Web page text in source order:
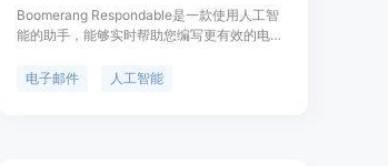
Boomerang Respondable是一款使用人工智
能的助手，能够实时帮助您编写更有效的电子
Respondable使您发送的每封邮件都更加有
电子邮件 人工智能